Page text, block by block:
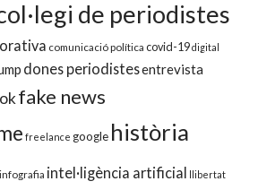
de periodistes
comunicació política covid-19digital
dones periodistesentrevista
fake news
freelance google història
infografia intel·ligència artificial llibertat